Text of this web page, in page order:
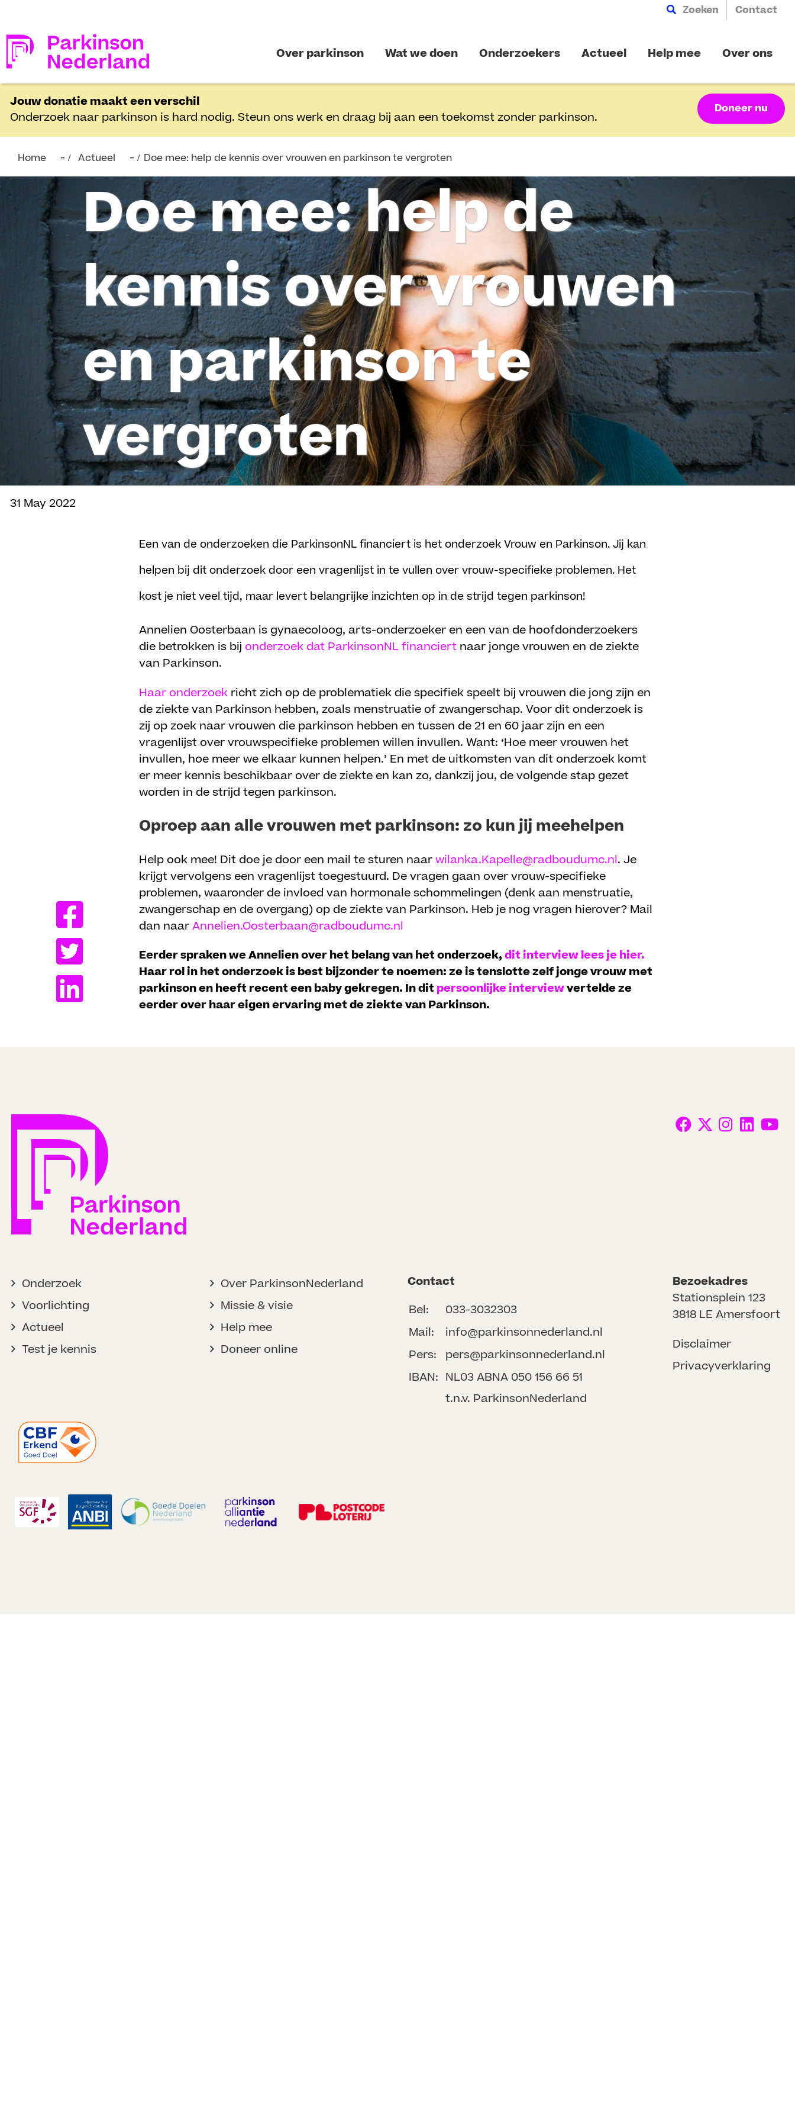
Zoeken Contact
Over parkinson Wat we doen Onderzoekers Actueel Help mee Over ons
Jouw donatie maakt een verschil
Onderzoek naar parkinson is hard nodig. Steun ons werk en draag bij aan een toekomst zonder parkinson.
Doneer nu
Home Actueel Doe mee: help de kennis over vrouwen en parkinson te vergroten
Doe mee: help de
kennis over vrouwen
en parkinson te
vergroten
31 May 2022
Een van de onderzoeken die ParkinsonNL financiert is het onderzoek Vrouw en Parkinson. Jij kan
helpen bij dit onderzoek door een vragenlijst in te vullen over vrouw-specifieke problemen. Het
kost je niet veel tijd, maar levert belangrijke inzichten op in de strijd tegen parkinson!
Annelien Oosterbaan is gynaecoloog, arts-onderzoeker en een van de hoofdonderzoekers
die betrokken is bijonderzoek dat ParkinsonNL financiert naar jonge vrouwen en de ziekte
van Parkinson.
Haar onderzoek richt zich op de problematiek die specifiek speelt bij vrouwen die jong zijn en
de ziekte van Parkinson hebben, zoals menstruatie of zwangerschap. Voor dit onderzoek is
zij op zoek naar vrouwen die parkinson hebben en tussen de 21 en 60 jaar zijn en een
vragenlijst over vrouwspecifieke problemen willen invullen. Want: ‘Hoe meer vrouwen het
invullen, hoe meer we elkaar kunnen helpen.’ En met de uitkomsten van dit onderzoek komt
er meer kennis beschikbaar over de ziekte en kan zo, dankzij jou, de volgende stap gezet
worden in de strijd tegen parkinson.
Oproep aan alle vrouwen met parkinson: zo kun jij meehelpen
Help ook mee! Dit doe je door een mail te sturen naarwilanka.Kapelle@radboudumc.nl. Je
krijgt vervolgens een vragenlijst toegestuurd. De vragen gaan over vrouw-specifieke
problemen, waaronder de invloed van hormonale schommelingen (denk aan menstruatie,
zwangerschap en de overgang) op de ziekte van Parkinson. Heb je nog vragen hierover? Mail
dan naarAnnelien.Oosterbaan@radboudumc.nl
Eerder spraken we Annelien over het belang van het onderzoek,dit interview lees je hier.
Haar rol in het onderzoek is best bijzonder te noemen: ze is tenslotte zelf jonge vrouw met
parkinson en heeft recent een baby gekregen. In dit persoonlijke interviewvertelde ze
eerder over haar eigen ervaring met de ziekte van Parkinson.
Onderzoek
Voorlichting
Actueel
Test je kennis
Over ParkinsonNederland
Missie & visie
Help mee
Doneer online
Contact
Bel:
033-3032303
Mail:
info@parkinsonnederland.nl
Pers:
pers@parkinsonnederland.nl
IBAN: NL03 ABNA 050 156 66 51
t.n.v. ParkinsonNederland
Bezoekadres
Stationsplein 123
3818 LE Amersfoort
Disclaimer
Privacyverklaring